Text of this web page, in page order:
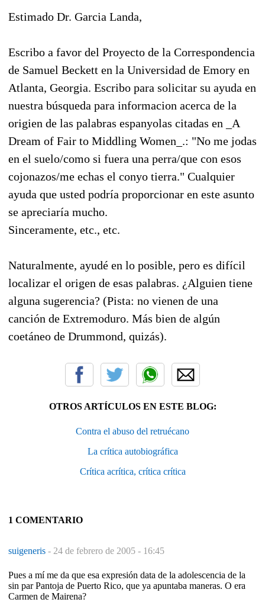
Estimado Dr. Garcia Landa,
Escribo a favor del Proyecto de la Correspondencia
de Samuel Beckett en la Universidad de Emory en
Atlanta, Georgia. Escribo para solicitar su ayuda en
nuestra búsqueda para informacion acerca de la
origien de las palabras espanyolas citadas en _A
Dream of Fair to Middling Women_.: "No me jodas
en el suelo/como si fuera una perra/que con esos
cojonazos/me echas el conyo tierra." Cualquier
ayuda que usted podría proporcionar en este asunto
se apreciaría mucho.
Sinceramente, etc., etc.
Naturalmente, ayudé en lo posible, pero es difícil
localizar el origen de esas palabras. ¿Alguien tiene
alguna sugerencia? (Pista: no vienen de una
canción de Extremoduro. Más bien de algún
coetáneo de Drummond, quizás).
OTROS ARTÍCULOS EN ESTE BLOG:
Contra el abuso del retruécano
La crítica autobiográfica
Crítica acrítica, crítica crítica
1 COMENTARIO
suigeneris - 24 de febrero de 2005 - 16:45
Pues a mí me da que esa expresión data de la adolescencia de la
sin par Pantoja de Puerto Rico, que ya apuntaba maneras. O era
Carmen de Mairena?